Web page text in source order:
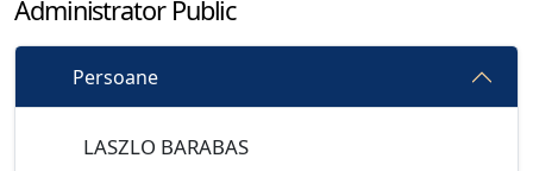
Administrator Public
Persoane
LASZLO BARABAS